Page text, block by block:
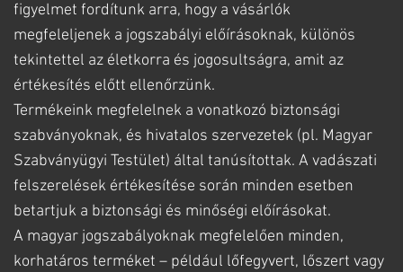
figyelmet fordítunk arra, hogy a vásárlók
megfeleljenek a jogszabályi előírásoknak, különös
tekintettel az életkorra és jogosultságra, amit az
értékesítés előtt ellenőrzünk.
Termékeink megfelelnek a vonatkozó biztonsági
szabványoknak, és hivatalos szervezetek (pl. Magyar
Szabványügyi Testület) által tanúsítottak. A vadászati
felszerelések értékesítése során minden esetben
betartjuk a biztonsági és minőségi előírásokat.
A magyar jogszabályoknak megfelelően minden,
korhatáros terméket – például lőfegyvert, lőszert vagy